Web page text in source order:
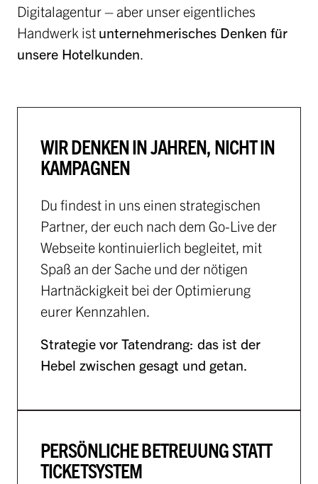
Digitalagentur – aber unser eigentliches
Handwerk ist unternehmerisches Denken für
unsere Hotelkunden.
WIR DENKEN IN JAHREN, NICHT IN
KAMPAGNEN
Du findest in uns einen strategischen
Partner, der euch nach dem Go-Live der
Webseite kontinuierlich begleitet, mit
Spaß an der Sache und der nötigen
Hartnäckigkeit bei der Optimierung
eurer Kennzahlen.
Strategie vor Tatendrang: das ist der
Hebel zwischen gesagt und getan.
PERSÖNLICHE BETREUUNG STATT
TICKETSYSTEM